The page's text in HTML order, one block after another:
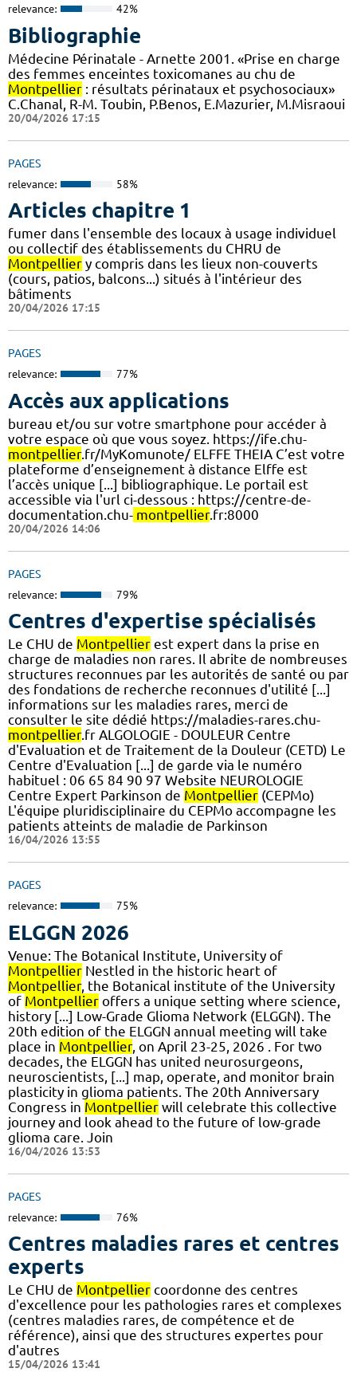
relevance: 42%
Bibliographie
Médecine Périnatale - Arnette 2001. «Prise en charge
des femmes enceintes toxicomanes au chu de
Montpellier : résultats périnataux et psychosociaux»
C.Chanal, R-M. Toubin, P.Benos, E.Mazurier, M.Misraoui
20/04/2026 17:15
PAGES
relevance: 58%
Articles chapitre 1
fumer dans l'ensemble des locaux à usage individuel
ou collectif des établissements du CHRU de
Montpellier y compris dans les lieux non-couverts
(cours, patios, balcons...) situés à l'intérieur des
bâtiments
20/04/2026 17:15
PAGES
relevance: 77%
Accès aux applications
bureau et/ou sur votre smartphone pour accéder à
votre espace où que vous soyez. https://ife.chu-
montpellier.fr/MyKomunote/ ELFFE THEIA C’est votre
plateforme d’enseignement à distance Elffe est
l’accès unique [...] bibliographique. Le portail est
accessible via l'url ci-dessous : https://centre-de-
documentation.chu- montpellier.fr:8000
20/04/2026 14:06
PAGES
relevance: 79%
Centres d'expertise spécialisés
Le CHU de Montpellier est expert dans la prise en
charge de maladies non rares. Il abrite de nombreuses
structures reconnues par les autorités de santé ou par
des fondations de recherche reconnues d'utilité [...]
informations sur les maladies rares, merci de
consulter le site dédié https://maladies-rares.chu-
montpellier.fr ALGOLOGIE - DOULEUR Centre
d'Evaluation et de Traitement de la Douleur (CETD) Le
Centre d'Evaluation [...] de garde via le numéro
habituel : 06 65 84 90 97 Website NEUROLOGIE
Centre Expert Parkinson de Montpellier (CEPMo)
L'équipe pluridisciplinaire du CEPMo accompagne les
patients atteints de maladie de Parkinson
16/04/2026 13:55
PAGES
relevance: 75%
ELGGN 2026
Venue: The Botanical Institute, University of
Montpellier Nestled in the historic heart of
Montpellier, the Botanical institute of the University
of Montpellier offers a unique setting where science,
history [...] Low-Grade Glioma Network (ELGGN). The
20th edition of the ELGGN annual meeting will take
place in Montpellier, on April 23-25, 2026 . For two
decades, the ELGGN has united neurosurgeons,
neuroscientists, [...] map, operate, and monitor brain
plasticity in glioma patients. The 20th Anniversary
Congress in Montpellier will celebrate this collective
journey and look ahead to the future of low-grade
glioma care. Join
16/04/2026 13:53
PAGES
relevance: 76%
Centres maladies rares et centres
experts
Le CHU de Montpellier coordonne des centres
d'excellence pour les pathologies rares et complexes
(centres maladies rares, de compétence et de
référence), ainsi que des structures expertes pour
d'autres
15/04/2026 13:41